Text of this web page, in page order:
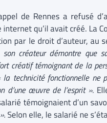
de Rennes a refusé
qu’il avait créé. La
par le droit d’auteur, au
créateur démontre que
créatif témoignant de la
la technicité fonctionnelle ne
d’une œuvre de l’esprit ».
témoignaient d’un
Selon elle, le salarié ne